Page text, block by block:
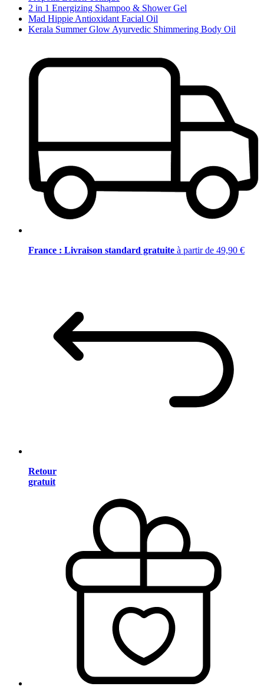
2 in 1 Energizing Shampoo & Shower Gel
Mad Hippie Antioxidant Facial Oil
Kerala Summer Glow Ayurvedic Shimmering Body Oil
France : Livraison standard gratuite à partir de 49,90 €
Retour
gratuit